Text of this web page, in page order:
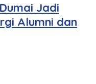
Jadi
Alumni dan